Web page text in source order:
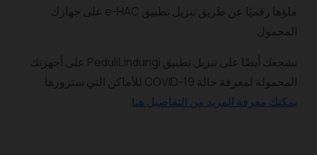
ملؤها رقميًا عن طريق تنزيل تطبيق e-HAC على جهازك
المحمول
نشجعك أيضًا على تنزيل تطبيق PeduliLindungi على أجهزتك
المحمولة لمعرفة حالة COVID-19 للأماكن التي ستزورها.
يمكنك معرفة المزيد من التفاصيل هنا.